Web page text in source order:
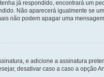
já respondido, encontrará um
Não aparecerá igualmente se
não podem apagar uma
e adicione a assinatura
desativar caso a caso a opção